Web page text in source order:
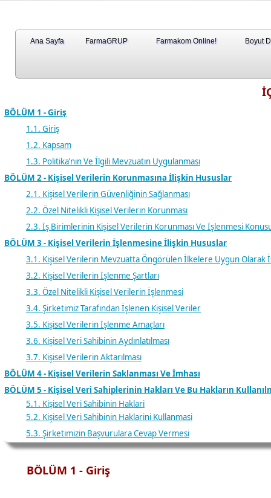
Ana Sayfa FarmaGRUP Farmakom Online! Boyut
BÖLÜM 1 - Giriş
1.1. Giriş
1.2. Kapsam
1.3. Politika’nın Ve İlgili Mevzuatın Uygulanması
BÖLÜM 2 - Kişisel Verilerin Korunmasına İlişkin Hususlar
2.1. Kişisel Verilerin Güvenliğinin Sağlanması
2.2. Özel Nitelikli Kişisel Verilerin Korunması
2.3. İş Birimlerinin Kişisel Verilerin Korunması Ve İşlenmesi
BÖLÜM 3 - Kişisel Verilerin İşlenmesine İlişkin Hususlar
3.1. Kişisel Verilerin Mevzuatta Öngörülen İlkelere Uygun Olarak
3.2. Kişisel Verilerin İşlenme Şartları
3.3. Özel Nitelikli Kişisel Verilerin İşlenmesi
3.4. Şirketimiz Tarafından İşlenen Kişisel Veriler
3.5. Kişisel Verilerin İşlenme Amaçları
3.6. Kişisel Veri Sahibinin Aydınlatılması
3.7. Kişisel Verilerin Aktarılması
BÖLÜM 4 - Kişisel Verilerin Saklanması Ve İmhası
BÖLÜM 5 - Kişisel Veri Sahiplerinin Hakları Ve Bu Hakların
5.1. Kişisel Veri Sahibinin Haklari
5.2. Kişisel Veri Sahibinin Haklarini Kullanmasi
5.3. Şirketimizin Başvurulara Cevap Vermesi
BÖLÜM 1 - Giriş